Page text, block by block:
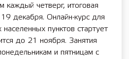
каждый четверг, итоговая
19 декабря. Онлайн-курс для
пунктов стартует
до 21 ноября. Занятия
и пятницам с